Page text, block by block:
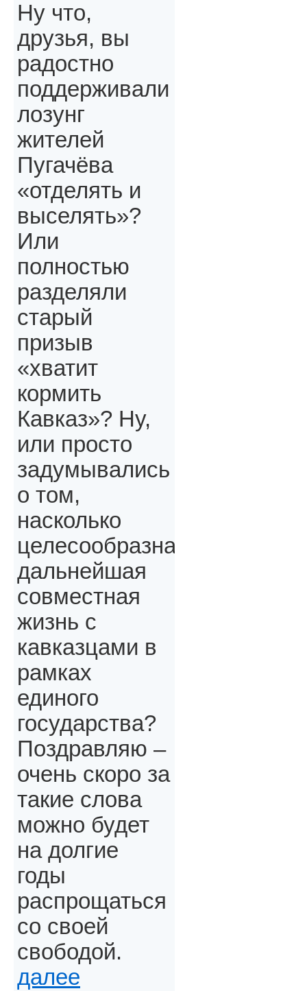
Ну что,
друзья, вы
радостно
поддерживали
лозунг
жителей
Пугачёва
«отделять и
выселять»?
Или
полностью
разделяли
старый
призыв
«хватит
кормить
Кавказ»? Ну,
или просто
задумывались
о том,
насколько
целесообразна
дальнейшая
совместная
жизнь с
кавказцами в
рамках
единого
государства?
Поздравляю –
очень скоро за
такие слова
можно будет
на долгие
годы
распрощаться
со своей
свободой.
далее